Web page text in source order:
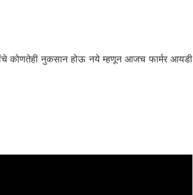
कोणतेही नुकसान होऊ नये म्हणून आजच फार्मर आयडी